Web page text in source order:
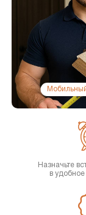
Назначьте
в